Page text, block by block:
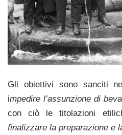
Gli obiettivi sono sanciti
impedire l’assunzione di
con ciò le titolazioni
finalizzare la preparazione e